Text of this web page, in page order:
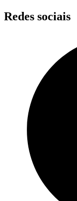
Skip
to
Redes sociais